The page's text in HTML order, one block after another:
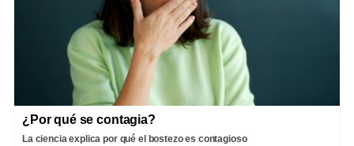
¿Por qué se contagia?
La ciencia explica por qué el bostezo es contagioso